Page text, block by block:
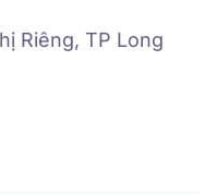
Riêng, TP Long